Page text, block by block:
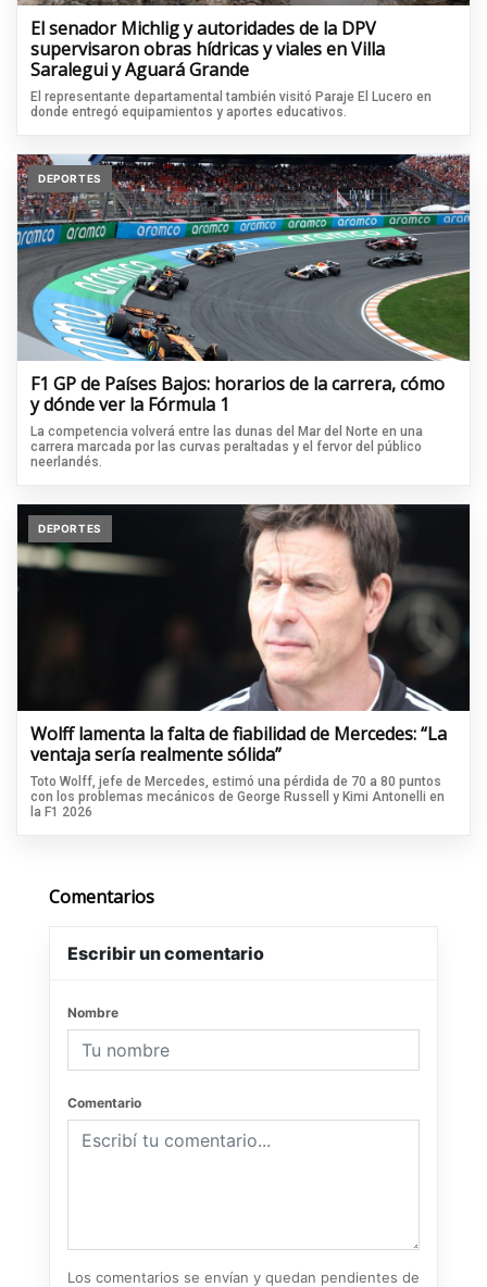
El senador Michlig y autoridades de la DPV
supervisaron obras hídricas y viales en Villa
Saralegui y Aguará Grande
El representante departamental también visitó Paraje El Lucero en
donde entregó equipamientos y aportes educativos.
DEPORTES
F1 GP de Países Bajos: horarios de la carrera, cómo
y dónde ver la Fórmula 1
La competencia volverá entre las dunas del Mar del Norte en una
carrera marcada por las curvas peraltadas y el fervor del público
neerlandés.
DEPORTES
Wolff lamenta la falta de fiabilidad de Mercedes: “La
ventaja sería realmente sólida”
Toto Wolff, jefe de Mercedes, estimó una pérdida de 70 a 80 puntos
con los problemas mecánicos de George Russell y Kimi Antonelli en
la F1 2026
Comentarios
Escribir un comentario
Nombre
Comentario
Los comentarios se envían y quedan pendientes de